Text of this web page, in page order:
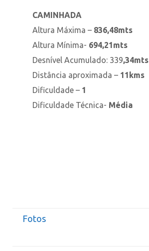
CAMINHADA
Altura Máxima – 836,48mts
Altura Mínima- 694,21mts
Desnível Acumulado: 339,34mts
Distância aproximada – 11 kms
Dificuldade – 1
Dificuldade Técnica- Média
Fotos